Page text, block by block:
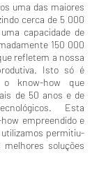
uma das maiores
cerca de 5 000
capacidade de
150 000
refletem a nossa
Isto só é
know-how que
de 50 anos e de
Esta
empreendido e
permitiu-
soluções